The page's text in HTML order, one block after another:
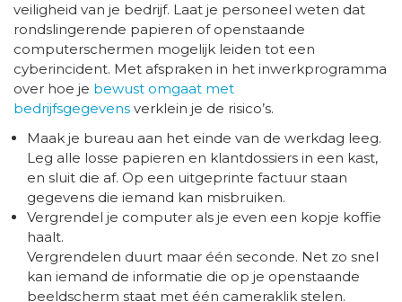
veiligheid van je bedrijf. Laat je personeel weten dat
rondslingerende papieren of openstaande
computerschermen mogelijk leiden tot een
cyberincident. Met afspraken in het inwerkprogramma
over hoe je bewust omgaat met
bedrijfsgegevens verklein je de risico’s.
Maak je bureau aan het einde van de werkdag leeg.
Leg alle losse papieren en klantdossiers in een kast,
en sluit die af. Op een uitgeprinte factuur staan
gegevens die iemand kan misbruiken.
Vergrendel je computer als je even een kopje koffie
haalt.
Vergrendelen duurt maar één seconde. Net zo snel
kan iemand de informatie die op je openstaande
beeldscherm staat met één cameraklik stelen.